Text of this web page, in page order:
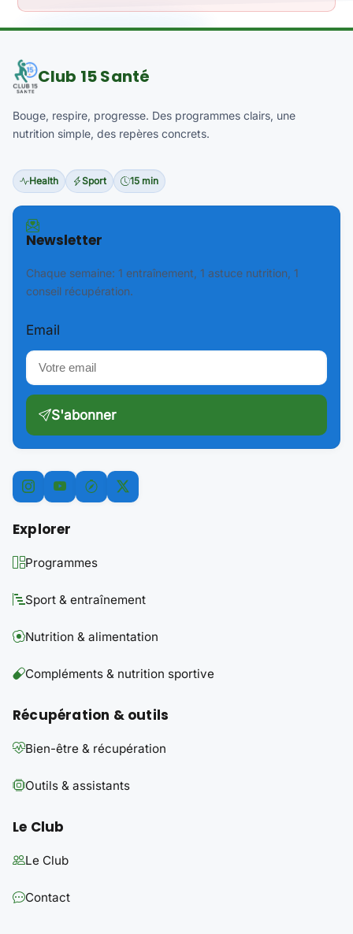
Club 15 Santé
Bouge, respire, progresse. Des programmes clairs, une
nutrition simple, des repères concrets.
Health Sport 15 min
Newsletter
Chaque semaine: 1 entraînement, 1 astuce nutrition, 1
conseil récupération.
Email
S'abonner
Explorer
Programmes
Sport & entraînement
Nutrition & alimentation
Compléments & nutrition sportive
Récupération & outils
Bien-être & récupération
Outils & assistants
Le Club
Le Club
Contact